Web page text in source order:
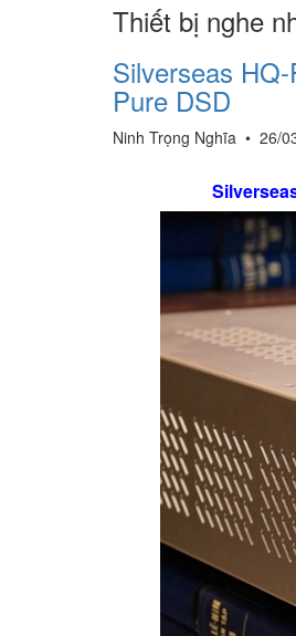
Thiết bị nghe
Silverseas
Pure DSD
Ninh Trọng Nghĩa • 26/